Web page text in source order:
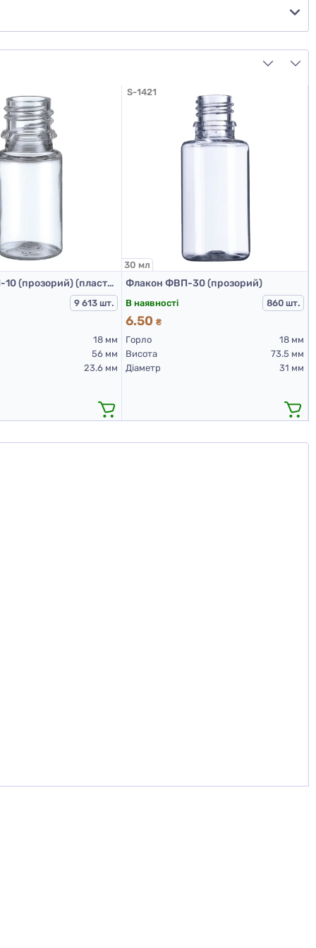
Флакон ФВП-10 (прозорий) (пластиковий флакон 10 мл)
9 613 шт.
18 мм
56 мм
23.6 мм
S-1421
30 мл
Флакон ФВП-30 (прозорий)
В наявності 860 шт.
6.50 ₴
Горло
18 мм
Висота
73.5 мм
Діаметр
31 мм